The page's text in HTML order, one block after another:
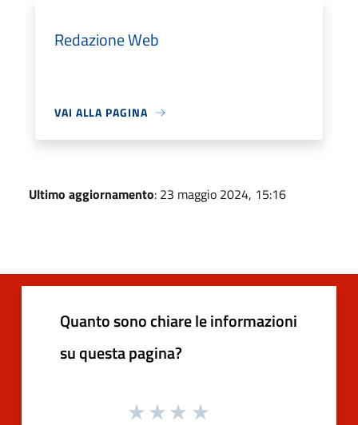
Redazione Web
VAI ALLA PAGINA
Ultimo aggiornamento: 23 maggio 2024, 15:16
Quanto sono chiare le informazioni
su questa pagina?